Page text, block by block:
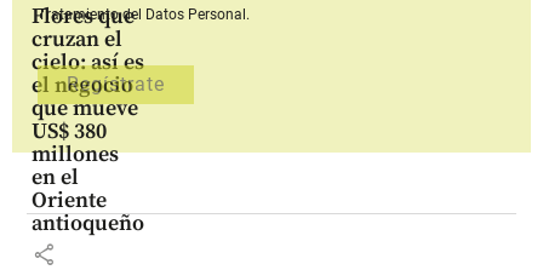
Flores que
cruzan el
cielo: así es
el negocio
que mueve
US$ 380
millones
en el
Oriente
antioqueño
share
Tratamiento del Datos Personal.